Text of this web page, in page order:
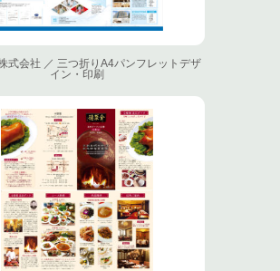
式会社 ／ 三つ折りA4パンフレットデザ
イン・印刷